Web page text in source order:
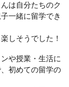
は自分たちのク
一緒に留学でき
しそうでした！
や授業・生活に
初めての留学の